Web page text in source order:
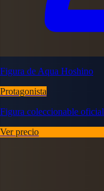
Figura de Aqua Hoshino
Protagonista
Figura coleccionable oficial
Ver precio